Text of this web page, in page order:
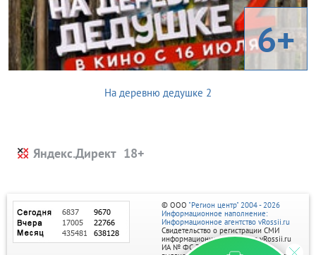
6+
На деревню дедушке 2
Яндекс.Директ
© ООО "Регион центр" 2004 - 2026
Информационное наполнение:
Информационное агентство vRossii.ru
Свидетельство о регистрации СМИ
информационного агентства vRossii.ru
ИА № ФС 77‑35502